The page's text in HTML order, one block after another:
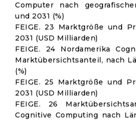
Computer nach
und 2031 (%)
FEIGE. 23 Marktgröße und
2031 (USD Milliarden)
FEIGE. 24 Nordamerika
Marktübersichtsanteil, nach
(%)
FEIGE. 25 Marktgröße und
2031 (USD Milliarden)
FEIGE. 26
Cognitive Computing nach